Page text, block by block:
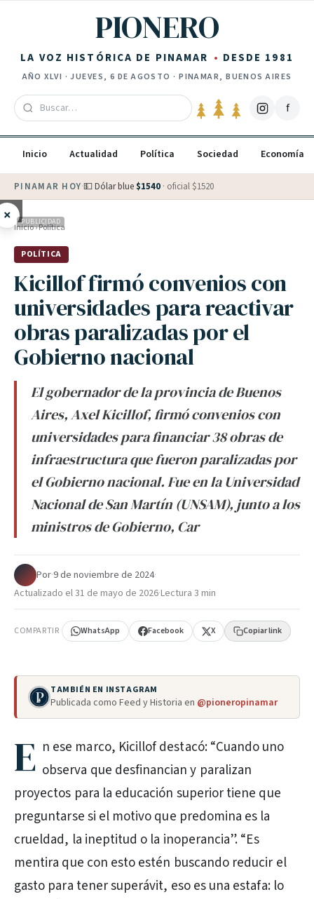
PIONERO
LA VOZ HISTÓRICA DE PINAMAR DESDE 1981
AÑOXLVI ·JUEVES, 6 DE AGOSTO · PINAMAR, BUENOS AIRES
f
Inicio Actualidad Política Sociedad Economía
PINAMAR HOY·💵 Dólar blue $1540 · oficial $1520
× PUBLICIDAD
Inicio›Política
POLÍTICA
Kicillof firmó convenios con
universidades para reactivar
obras paralizadas por el
Gobierno nacional
El gobernador de la provincia de Buenos
Aires, Axel Kicillof, firmó convenios con
universidades para financiar 38 obras de
infraestructura que fueron paralizadas por
el Gobierno nacional. Fue en la Universidad
Nacional de San Martín (UNSAM), junto a los
ministros de Gobierno, Car
Por·9 de noviembre de 2024·
Actualizado el31 de mayo de 2026·Lectura 3 min
COMPARTIR WhatsApp Facebook X Copiar link
TAMBIÉN EN INSTAGRAM
Publicada como Feed y Historia en @pioneropinamar
E n ese marco, Kicillof destacó: “Cuando uno
observa que desfinancian y paralizan
proyectos para la educación superior tiene que
preguntarse si el motivo que predomina es la
crueldad, la ineptitud o la inoperancia”. “Es
mentira que con esto estén buscando reducir el
gasto para tener superávit, eso es una estafa: lo